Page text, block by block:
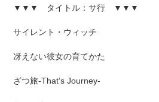
▼▼▼ タイトル：サ行 ▼▼▼
サイレント・ウィッチ
冴えない彼女の育てかた
ざつ旅-That‘s Journey-